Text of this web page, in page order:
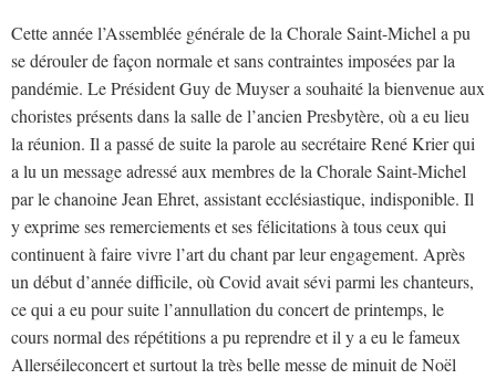
Cette année l’Assemblée générale de la Chorale Saint-Michel a pu
se dérouler de façon normale et sans contraintes imposées par la
pandémie. Le Président Guy de Muyser a souhaité la bienvenue aux
choristes présents dans la salle de l’ancien Presbytère, où a eu lieu
la réunion. Il a passé de suite la parole au secrétaire René Krier qui
a lu un message adressé aux membres de la Chorale Saint-Michel
par le chanoine Jean Ehret, assistant ecclésiastique, indisponible. Il
y exprime ses remerciements et ses félicitations à tous ceux qui
continuent à faire vivre l’art du chant par leur engagement. Après
un début d’année difficile, où Covid avait sévi parmi les chanteurs,
ce qui a eu pour suite l’annullation du concert de printemps, le
cours normal des répétitions a pu reprendre et il y a eu le fameux
Allerséileconcert et surtout la très belle messe de minuit de Noël